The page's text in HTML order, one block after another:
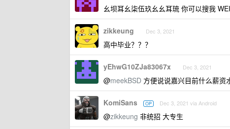
幺坝耳幺柒伍玖幺幺耳琉 你可以搜我
zikkeung Dec 3, 2021
高中毕业？？？
yEhwG10ZJa83067x Dec 3, 2021
@meekBSD 方便说说嘉兴目前什么薪
KomiSans OP Dec 3, 2021 via Android
@zikkeung 非统招 大专生